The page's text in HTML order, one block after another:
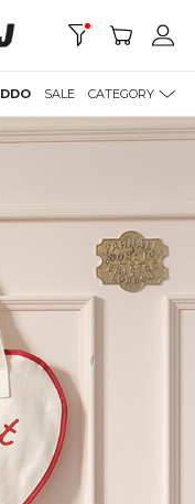
DDO SALE CATEGORY